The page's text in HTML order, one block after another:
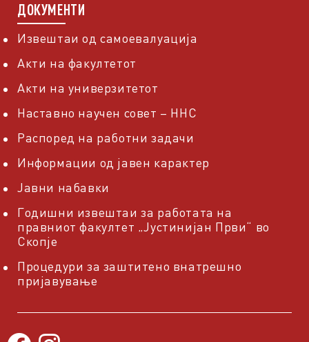
ДОКУМЕНТИ
Извештаи од самоевалуација
Акти на факултетот
Акти на универзитетот
Наставно научен совет – ННС
Распоред на работни задачи
Информации од јавен карактер
Јавни набавки
Годишни извештаи за работата на
правниот факултет „Јустинијан Први“ во
Скопје
Процедури за заштитено внатрешно
пријавување